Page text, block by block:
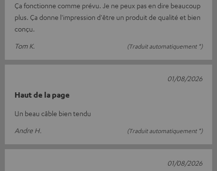
Ça fonctionne comme prévu. Je ne peux pas en dire beaucoup
plus. Ça donne l'impression d'être un produit de qualité et bien
conçu.
Tom K.
(Traduit automatiquement *)
Haut de la page
Un beau câble bien tendu
Andre H.
(Traduit automatiquement *)
01/08/2026
01/08/2026